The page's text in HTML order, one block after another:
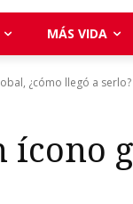
MÁS VIDA
¿cómo llegó a serlo?